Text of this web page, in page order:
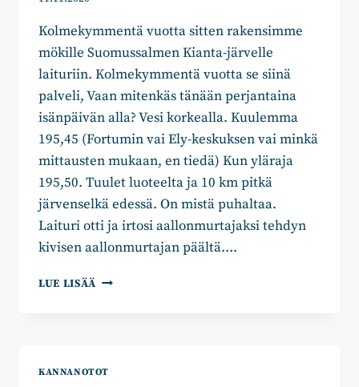
Kolmekymmentä vuotta sitten rakensimme
mökille Suomussalmen Kianta-järvelle
laituriin. Kolmekymmentä vuotta se siinä
palveli, Vaan mitenkäs tänään perjantaina
isänpäivän alla? Vesi korkealla. Kuulemma
195,45 (Fortumin vai Ely-keskuksen vai minkä
mittausten mukaan, en tiedä) Kun yläraja
195,50. Tuulet luoteelta ja 10 km pitkä
järvenselkä edessä. On mistä puhaltaa.
Laituri otti ja irtosi aallonmurtajaksi tehdyn
kivisen aallonmurtajan päältä….
LUE LISÄÄ JUKKA-
KANNANOTOT